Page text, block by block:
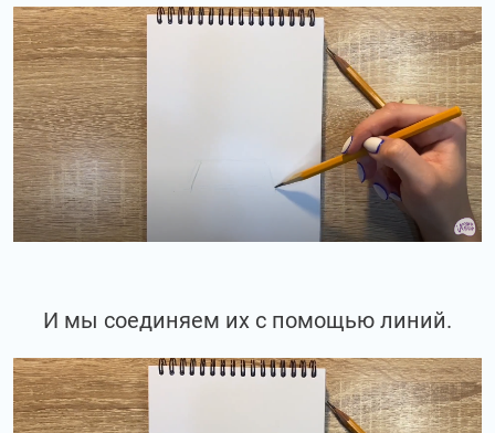
И мы соединяем их с помощью линий.